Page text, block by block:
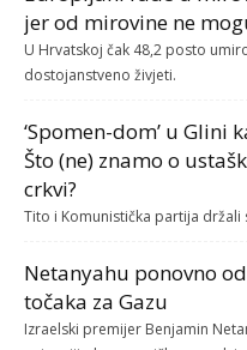
jer od mirovine ne
U Hrvatskoj čak 48,2 posto
dostojanstveno živjeti.
‘Spomen-dom’ u Glini
Što (ne) znamo o
crkvi?
Tito i Komunistička partija držali
Netanyahu ponovno
točaka za Gazu
Izraelski premijer Benjamin